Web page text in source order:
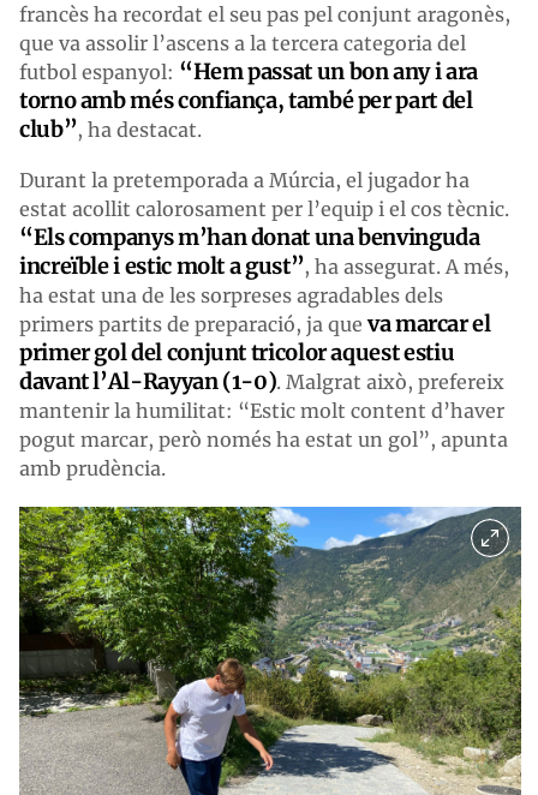
francès ha recordat el seu pas pel conjunt aragonès,
que va assolir l’ascens a la tercera categoria del
futbol espanyol: “Hem passat un bon any i ara
torno amb més confiança, també per part del
club”, ha destacat.
Durant la pretemporada a Múrcia, el jugador ha
estat acollit calorosament per l’equip i el cos tècnic.
“Els companys m’han donat una benvinguda
increïble i estic molt a gust”, ha assegurat. A més,
ha estat una de les sorpreses agradables dels
primers partits de preparació, ja queva marcar el
primer gol del conjunt tricolor aquest estiu
davant l’Al-Rayyan (1-0). Malgrat això, prefereix
mantenir la humilitat: “Estic molt content d’haver
pogut marcar, però només ha estat un gol”, apunta
amb prudència.